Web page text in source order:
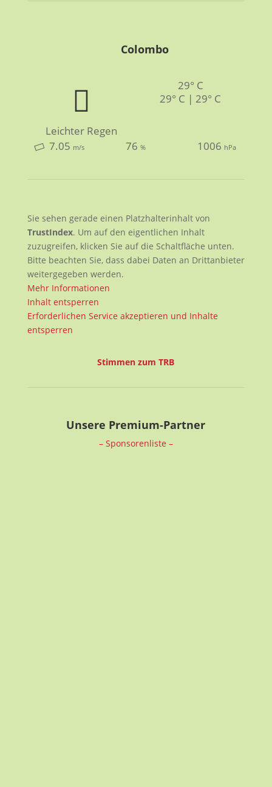
Colombo
Leichter Regen
29° C
29° C | 29° C
7.05 m/s 76% 1006 hPa
Sie sehen gerade einen Platzhalterinhalt von
TrustIndex. Um auf den eigentlichen Inhalt
zuzugreifen, klicken Sie auf die Schaltfläche unten.
Bitte beachten Sie, dass dabei Daten an Drittanbieter
weitergegeben werden.
Mehr Informationen
Inhalt entsperren
Erforderlichen Service akzeptieren und Inhalte
entsperren
Stimmen zum TRB
Unsere Premium-Partner
– Sponsorenliste –